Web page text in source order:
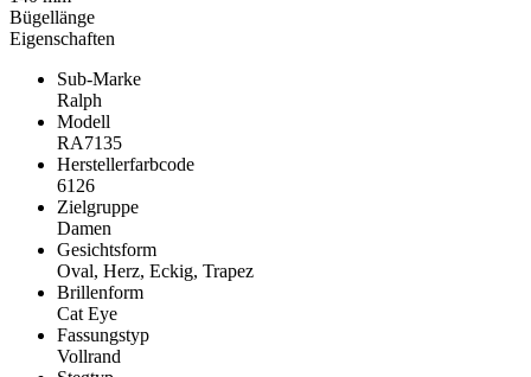
Eigenschaften
Sub-Marke
Ralph
Modell
RA7135
Herstellerfarbcode
6126
Zielgruppe
Damen
Gesichtsform
Oval, Herz, Eckig, Trapez
Brillenform
Cat Eye
Fassungstyp
Vollrand
Bügellänge